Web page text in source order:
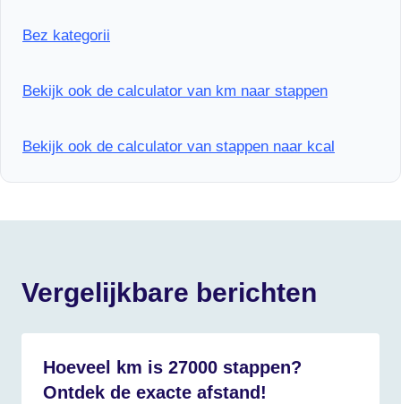
Bez kategorii
Bekijk ook de calculator van km naar stappen
Bekijk ook de calculator van stappen naar kcal
Vergelijkbare berichten
Hoeveel km is 27000 stappen?
Ontdek de exacte afstand!